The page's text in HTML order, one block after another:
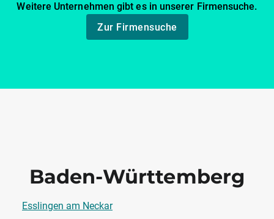
Weitere Unternehmen gibt es in unserer Firmensuche.
Zur Firmensuche
Baden-Württemberg
Esslingen am Neckar